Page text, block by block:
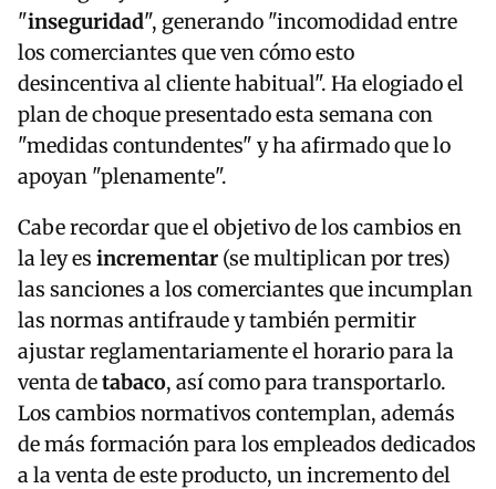
"inseguridad", generando "incomodidad entre
los comerciantes que ven cómo esto
desincentiva al cliente habitual". Ha elogiado el
plan de choque presentado esta semana con
"medidas contundentes" y ha afirmado que lo
apoyan "plenamente".
Cabe recordar que el objetivo de los cambios en
la ley es incrementar (se multiplican por tres)
las sanciones a los comerciantes que incumplan
las normas antifraude y también permitir
ajustar reglamentariamente el horario para la
venta detabaco, así como para transportarlo.
Los cambios normativos contemplan, además
de más formación para los empleados dedicados
a la venta de este producto, un incremento del